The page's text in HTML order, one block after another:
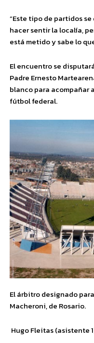
“Este tipo de partidos
hacer sentir la localía,
está metido y sabe lo
El encuentro se
Padre Ernesto
blanco para acompañar
fútbol federal.
El árbitro designado
Macheroni, de Rosario.
Hugo Fleitas (asistente